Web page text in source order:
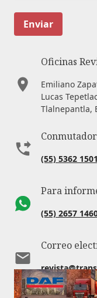
Enviar
Oficinas
Emiliano
Lucas
Tlalnepantla,
Conmutador
(55) 5362 1501
Para
(55) 2657
Correo